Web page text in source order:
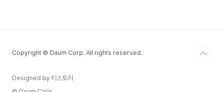
Copyright © Daum Corp. All rights reserved.
Designed by 티스토리